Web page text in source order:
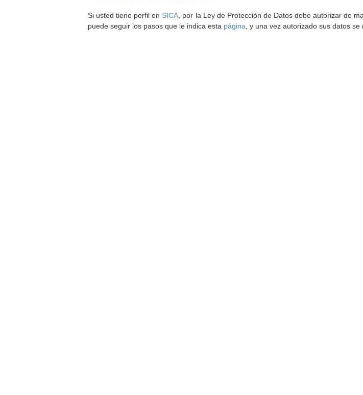
Si usted tiene perfil en SICA , por la Ley de Protección de Datos debe autorizar de
puede seguir los pasos que le indica esta página , y una vez autorizado sus datos